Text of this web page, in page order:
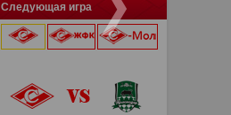
Следующая игра